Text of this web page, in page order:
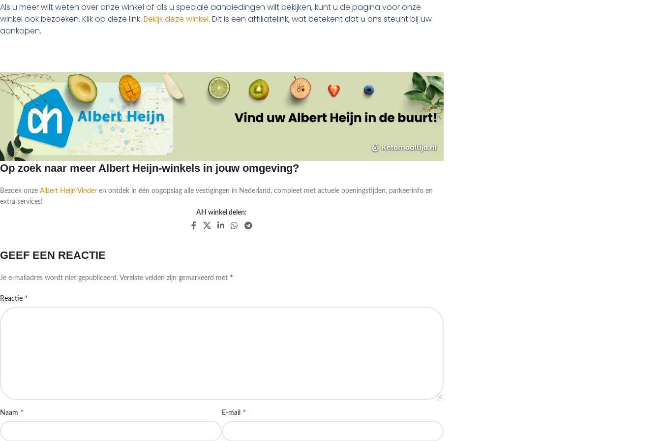
Als u meer wilt weten over onze winkel of als u speciale aanbiedingen wilt bekijken, kunt u de pagina voor onze
winkel ook bezoeken. Klik op deze link: Bekijk deze winkel. Dit is een affiliatelink, wat betekent dat u ons steunt bij uw
aankopen.
Op zoek naar meer Albert Heijn-winkels in jouw omgeving?
Bezoek onze Albert Heijn Vinder en ontdek in één oogopslag alle vestigingen in Nederland, compleet met actuele openingstijden, parkeerinfo en
extra services!
AH winkel delen:
GEEF EEN REACTIE
Je e-mailadres wordt niet gepubliceerd. Vereiste velden zijn gemarkeerd met *
Reactie *
Naam * E-mail *